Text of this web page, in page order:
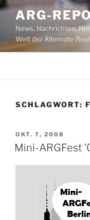
Zum
Inhalt
springen
ARG-
News, Nachrichten,
Welt der Alternate
SCHLAGWORT:
VERÖFFENTLICHT
AM
OKT. 7, 2008
Mini-ARGFest